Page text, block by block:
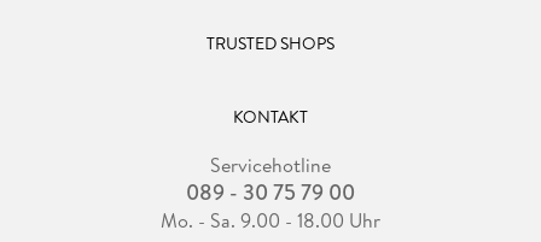
TRUSTED SHOPS
KONTAKT
Servicehotline
089 - 30 75 79 00
Mo. - Sa. 9.00 - 18.00 Uhr